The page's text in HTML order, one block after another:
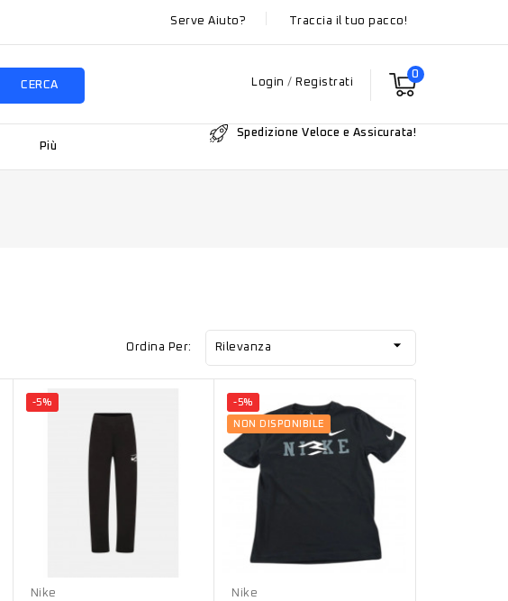
Serve Aiuto? Traccia il tuo pacco!
0
Login / Registrati
CERCA
Più
Spedizione Veloce e Assicurata!
Ordina Per: Rilevanza 
-5%
Nike
Bianco
Nero
-5%
NON DISPONIBILE
Nike